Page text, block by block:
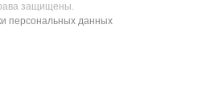
защищены.
персональных данных